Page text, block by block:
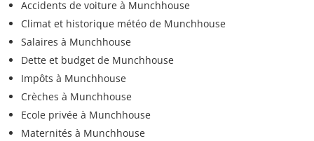
Accidents de voiture à Munchhouse
Climat et historique météo de Munchhouse
Salaires à Munchhouse
Dette et budget de Munchhouse
Impôts à Munchhouse
Crèches à Munchhouse
Ecole privée à Munchhouse
Maternités à Munchhouse